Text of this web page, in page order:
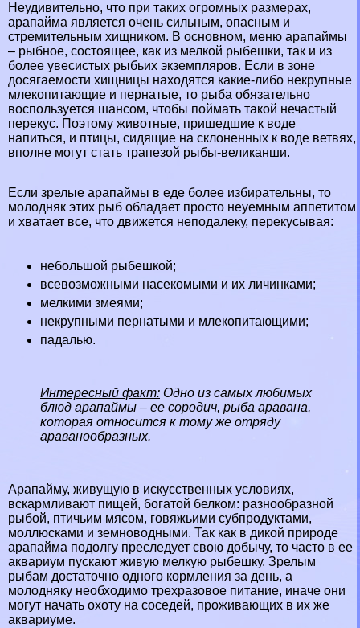
Неудивительно, что при таких огромных размерах,
арапайма является очень сильным, опасным и
стремительным хищником. В основном, меню арапаймы
– рыбное, состоящее, как из мелкой рыбешки, так и из
более увесистых рыбьих экземпляров. Если в зоне
досягаемости хищницы находятся какие-либо некрупные
млекопитающие и пернатые, то рыба обязательно
воспользуется шансом, чтобы поймать такой нечастый
перекус. Поэтому животные, пришедшие к воде
напиться, и птицы, сидящие на склоненных к воде ветвях,
вполне могут стать трапезой рыбы-великанши.
Если зрелые арапаймы в еде более избирательны, то
молодняк этих рыб обладает просто неуемным аппетитом
и хватает все, что движется неподалеку, перекусывая:
небольшой рыбешкой;
всевозможными насекомыми и их личинками;
мелкими змеями;
некрупными пернатыми и млекопитающими;
падалью.
Интересный факт: Одно из самых любимых
блюд арапаймы – ее сородич, рыба аравана,
которая относится к тому же отряду
араванообразных.
Арапайму, живущую в искусственных условиях,
вскармливают пищей, богатой белком: разнообразной
рыбой, птичьим мясом, говяжьими субпродуктами,
моллюсками и земноводными. Так как в дикой природе
арапайма подолгу преследует свою добычу, то часто в ее
аквариум пускают живую мелкую рыбешку. Зрелым
рыбам достаточно одного кормления за день, а
молодняку необходимо трехразовое питание, иначе они
могут начать охоту на соседей, проживающих в их же
аквариуме.